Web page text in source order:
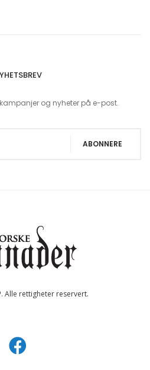
og nyheter på e-post.
ABONNERE
Alle rettigheter reservert.